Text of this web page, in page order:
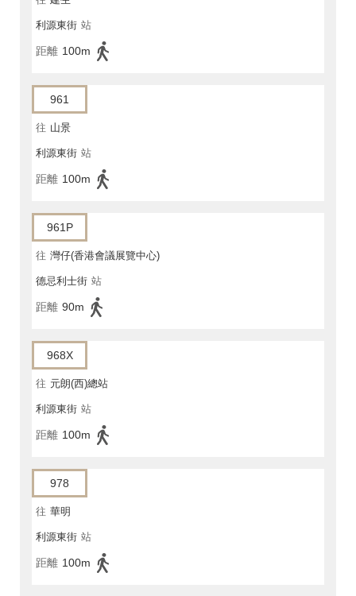
利源東街 站
距離 100m
961
往 山景
利源東街 站
距離 100m
961P
往 灣仔(香港會議展覽中心)
德忌利士街 站
距離 90m
968X
往 元朗(西)總站
利源東街 站
距離 100m
978
往 華明
利源東街 站
距離 100m